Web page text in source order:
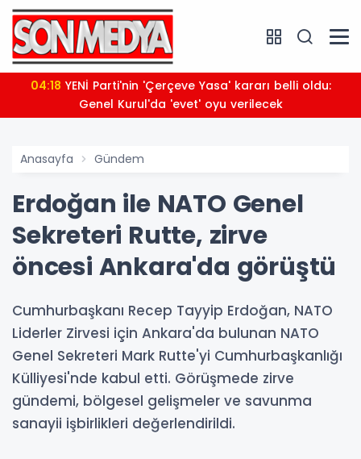
04:18
Genel Kurul'da 'evet' oyu verilecek
Anasayfa Gündem
Erdoğan ile NATO Genel
Sekreteri Rutte, zirve
öncesi Ankara'da görüştü
Cumhurbaşkanı Recep Tayyip Erdoğan, NATO
Liderler Zirvesi için Ankara'da bulunan NATO
Genel Sekreteri Mark Rutte'yi Cumhurbaşkanlığı
Külliyesi'nde kabul etti. Görüşmede zirve
gündemi, bölgesel gelişmeler ve savunma
sanayii işbirlikleri değerlendirildi.